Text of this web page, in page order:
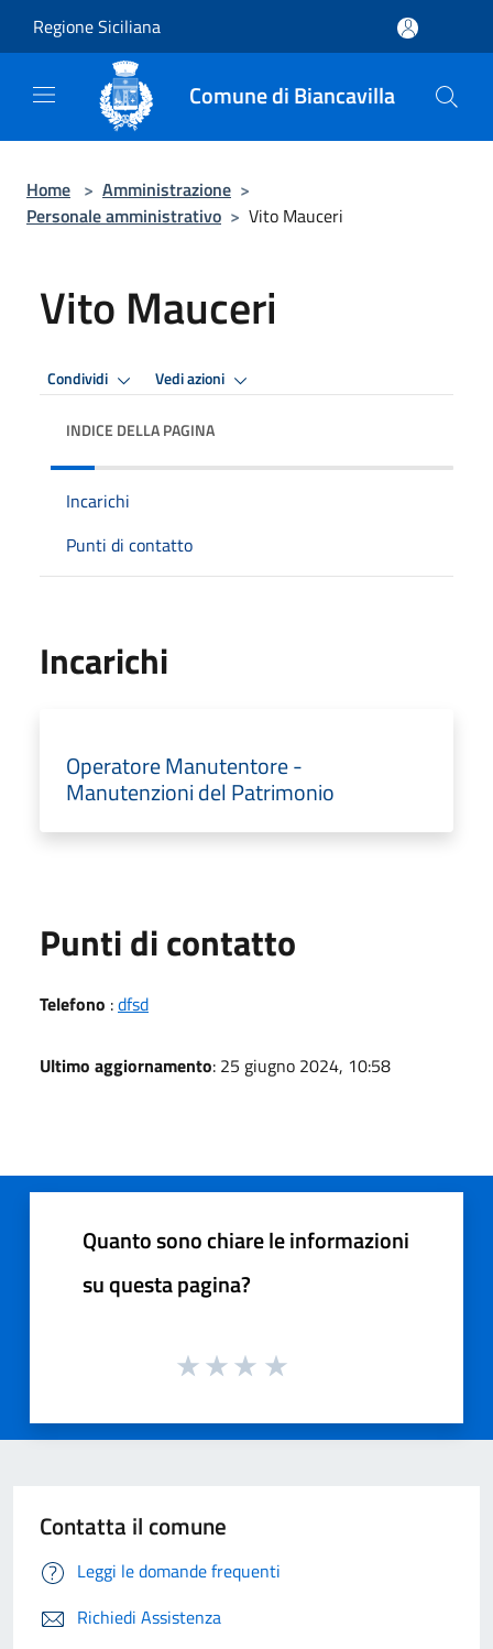
Regione Siciliana
Comune di Biancavilla
Home > Amministrazione >
Personale amministrativo > Vito Mauceri
Vito Mauceri
Condividi Vedi azioni
INDICE DELLA PAGINA
Incarichi
Punti di contatto
Incarichi
Operatore Manutentore -
Manutenzioni del Patrimonio
Punti di contatto
Telefono :dfsd
Ultimo aggiornamento: 25 giugno 2024, 10:58
Quanto sono chiare le informazioni
su questa pagina?
Contatta il comune
Leggi le domande frequenti
Richiedi Assistenza